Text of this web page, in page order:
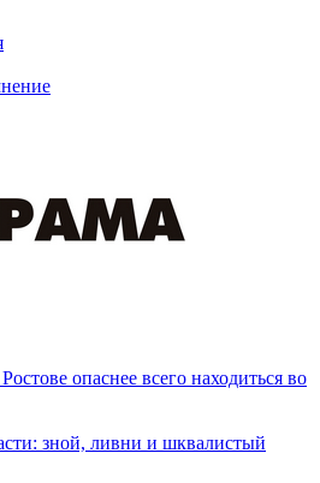
опаснее всего находиться во
зной, ливни и шквалистый